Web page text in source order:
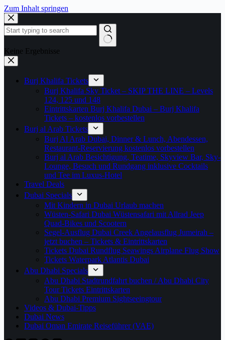
Zum Inhalt springen
Keine Ergebnisse
Burj Khalifa Tickets
Burj Khalifa Sky Ticket – SKIP THE LINE – Levels
124, 125 und 148
Eintrittskarten Burj Khalifa Dubai – Burj Khalifa
Tickets – kostenlos vorbestellen
Burj al Arab Tickets
Burj Al Arab Dubai, Dinner & Lunch, Abendessen,
Restaurant-Reservierung kostenlos vorbestellen
Burj al Arab Besichtigung, Teatime, Skyview Bar, Sky-
Lounge, Besuch und Rundgang inklusive Cocktails
und Tee im Luxus-Hotel
Travel Deals
Dubai Specials
Mit Kindern in Dubai Urlaub machen
Wüsten-Safari Dubai Wüstensafari mit Allrad Jeep
Quad-Bikes und Scootern
Segel-Ausflug Dubai Creek Angelausflug Jumeirah –
jetzt buchen – Tickets & Eintrittskarten
Tickets Dubai Rundflug Seawings Airplane Flug Show
Tickets Waterpark Atlantis Dubai
Abu Dhabi Specials
Abu Dhabi Stadtrundfahrt buchen / Abu Dhabi City
Tour Tickets Eintrittskarten
Abu Dhabi Premium Sightseeingtour
Videos & Dubai-Tipps
Dubai News
Dubai Oman Emirate Reiseführer (VAE)